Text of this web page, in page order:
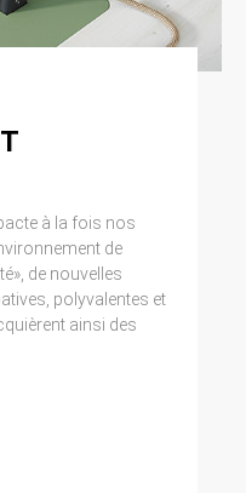
à la fois nos
de
de nouvelles
polyvalentes et
ainsi des